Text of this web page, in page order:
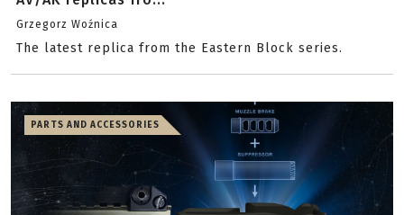
Grzegorz Woźnica
The latest replica from the Eastern Block series.
PARTS AND ACCESSORIES